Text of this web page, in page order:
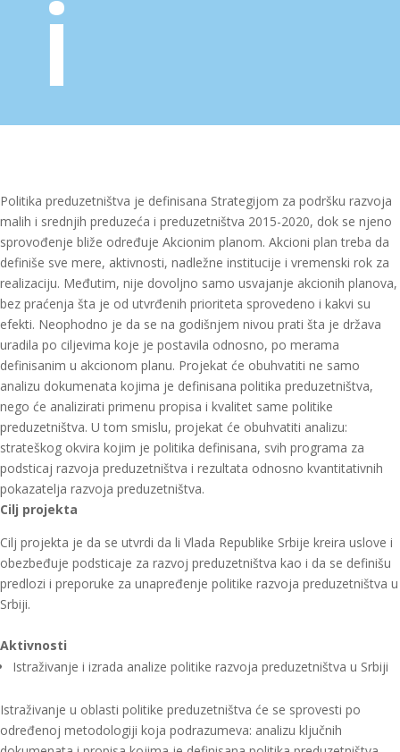
i
Politika preduzetništva je definisana Strategijom za podršku razvoja
malih i srednjih preduzeća i preduzetništva 2015-2020, dok se njeno
sprovođenje bliže određuje Akcionim planom. Akcioni plan treba da
definiše sve mere, aktivnosti, nadležne institucije i vremenski rok za
realizaciju. Međutim, nije dovoljno samo usvajanje akcionih planova,
bez praćenja šta je od utvrđenih prioriteta sprovedeno i kakvi su
efekti. Neophodno je da se na godišnjem nivou prati šta je država
uradila po ciljevima koje je postavila odnosno, po merama
definisanim u akcionom planu. Projekat će obuhvatiti ne samo
analizu dokumenata kojima je definisana politika preduzetništva,
nego će analizirati primenu propisa i kvalitet same politike
preduzetništva. U tom smislu, projekat će obuhvatiti analizu:
strateškog okvira kojim je politika definisana, svih programa za
podsticaj razvoja preduzetništva i rezultata odnosno kvantitativnih
pokazatelja razvoja preduzetništva.
Cilj projekta
Cilj projekta je da se utvrdi da li Vlada Republike Srbije kreira uslove i
obezbeđuje podsticaje za razvoj preduzetništva kao i da se definišu
predlozi i preporuke za unapređenje politike razvoja preduzetništva u
Srbiji.
Aktivnosti
Istraživanje i izrada analize politike razvoja preduzetništva u Srbiji
Istraživanje u oblasti politike preduzetništva će se sprovesti po
određenoj metodologiji koja podrazumeva: analizu ključnih